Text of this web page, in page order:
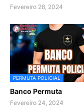
Fevereiro 28, 2024
PERMUTA POLICIAL
Banco Permuta
Fevereiro 24, 2024